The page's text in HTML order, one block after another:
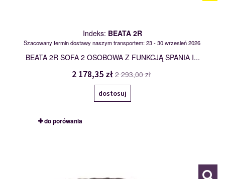
Indeks: BEATA 2R
Szacowany termin dostawy naszym transportem: 23 - 30 wrzesień 2026
BEATA 2R SOFA 2 OSOBOWA Z FUNKCJĄ SPANIA I...
2 178,35 zł 2 293,00 zł
dostosuj
do porówania